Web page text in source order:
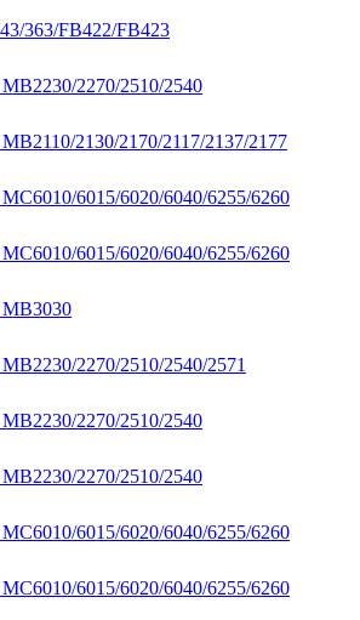
363/FB422/FB423
2270/2510/2540
2130/2170/2117/2137/2177
6015/6020/6040/6255/6260
6015/6020/6040/6255/6260
2270/2510/2540/2571
2270/2510/2540
2270/2510/2540
6015/6020/6040/6255/6260
6015/6020/6040/6255/6260